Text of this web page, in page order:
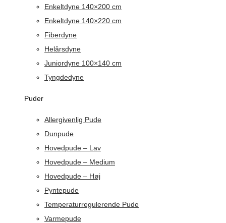
Enkeltdyne 140×200 cm
Enkeltdyne 140×220 cm
Fiberdyne
Helårsdyne
Juniordyne 100×140 cm
Tyngdedyne
Puder
Allergivenlig Pude
Dunpude
Hovedpude – Lav
Hovedpude – Medium
Hovedpude – Høj
Pyntepude
Temperaturregulerende Pude
Varmepude